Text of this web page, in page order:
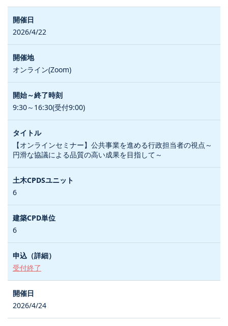
2026/4/22
オンライン(Zoom)
9:30～16:30(受付9:00)
【オンラインセミナー】公共事業を進める行政担当者の視点～
円滑な協議による品質の高い成果を目指して～
6
6
受付終了
2026/4/24